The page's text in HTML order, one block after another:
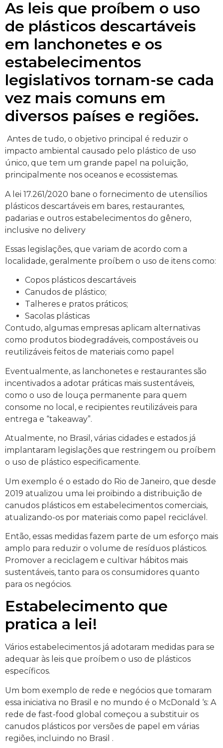
As leis que proíbem o uso
de plásticos descartáveis
em lanchonetes e os
estabelecimentos
legislativos tornam-se cada
vez mais comuns em
diversos países e regiões.
Antes de tudo, o objetivo principal é reduzir o
impacto ambiental causado pelo plástico de uso
único, que tem um grande papel na poluição,
principalmente nos oceanos e ecossistemas.
A lei 17.261/2020 bane o fornecimento de utensílios
plásticos descartáveis em bares, restaurantes,
padarias e outros estabelecimentos do gênero,
inclusive no delivery
Essas legislações, que variam de acordo com a
localidade, geralmente proíbem o uso de itens como:
Copos plásticos descartáveis
Canudos de plástico;
Talheres e pratos práticos;
Sacolas plásticas
Contudo, algumas empresas aplicam alternativas
como produtos biodegradáveis, compostáveis ​​ou
reutilizáveis ​​feitos de materiais como papel
Eventualmente, as lanchonetes e restaurantes são
incentivados a adotar práticas mais sustentáveis,
como o uso de louça permanente para quem
consome no local, e recipientes reutilizáveis ​​para
entrega e “takeaway”.
Atualmente, no Brasil, várias cidades e estados já
implantaram legislações que restringem ou proíbem
o uso de plástico especificamente.
Um exemplo é o estado do Rio de Janeiro, que desde
2019 atualizou uma lei proibindo a distribuição de
canudos plásticos em estabelecimentos comerciais,
atualizando-os por materiais como papel reciclável.
Então, essas medidas fazem parte de um esforço mais
amplo para reduzir o volume de resíduos plásticos.
Promover a reciclagem e cultivar hábitos mais
sustentáveis, tanto para os consumidores quanto
para os negócios.
Estabelecimento que
pratica a lei!
Vários estabelecimentos já adotaram medidas para se
adequar às leis que proíbem o uso de plásticos
específicos.
Um bom exemplo de rede e negócios que tomaram
essa iniciativa no Brasil e no mundo é o McDonald ‘s: A
rede de fast-food global começou a substituir os
canudos plásticos por versões de papel em várias
regiões, incluindo no Brasil .